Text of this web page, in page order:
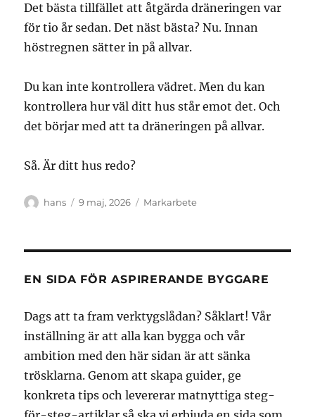
Det bästa tillfället att åtgärda dräneringen var
för tio år sedan. Det näst bästa? Nu. Innan
höstregnen sätter in på allvar.
Du kan inte kontrollera vädret. Men du kan
kontrollera hur väl ditt hus står emot det. Och
det börjar med att ta dräneringen på allvar.
Så. Är ditt hus redo?
Författare
hans
Publicerat
9 maj, 2026 Kategorier
Markarbete
EN SIDA FÖR ASPIRERANDE BYGGARE
Dags att ta fram verktygslådan? Såklart! Vår
inställning är att alla kan bygga och vår
ambition med den här sidan är att sänka
trösklarna. Genom att skapa guider, ge
konkreta tips och levererar matnyttiga steg-